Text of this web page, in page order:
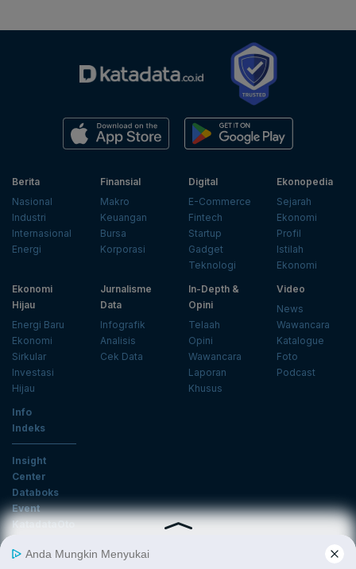
Berita
Nasional
Industri
Internasional
Energi
Finansial
Makro
Keuangan
Bursa
Korporasi
Digital
E-Commerce
Fintech
Startup
Gadget
Teknologi
Ekonopedia
Sejarah
Ekonomi
Profil
Istilah
Ekonomi
Ekonomi
Hijau
Energi Baru
Ekonomi
Sirkular
Investasi
Hijau
Jurnalisme
Data
Infografik
Analisis
Cek Data
In-Depth &
Opini
Telaah
Opini
Wawancara
Laporan
Khusus
Video
News
Wawancara
Katalogue
Foto
Podcast
Info
Indeks
Insight
Center
Databoks
Event
KatadataOto